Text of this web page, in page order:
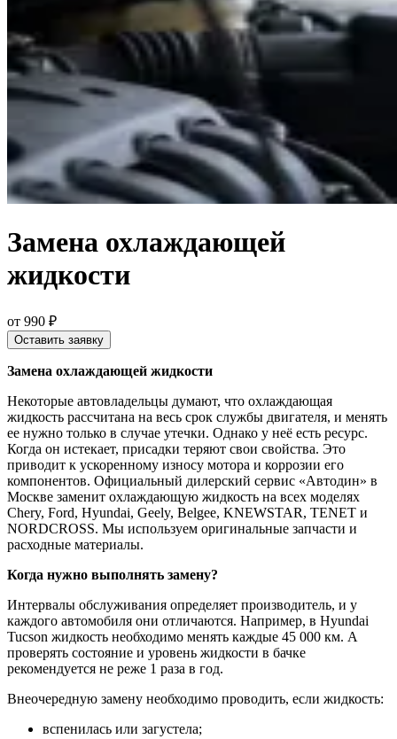
Замена охлаждающей
жидкости
от 990 ₽
Оставить заявку
Замена охлаждающей жидкости
Некоторые автовладельцы думают, что охлаждающая
жидкость рассчитана на весь срок службы двигателя, и менять
ее нужно только в случае утечки. Однако у неё есть ресурс.
Когда он истекает, присадки теряют свои свойства. Это
приводит к ускоренному износу мотора и коррозии его
компонентов. Официальный дилерский сервис «Автодин» в
Москве заменит охлаждающую жидкость на всех моделях
Chery, Ford, Hyundai, Geely, Belgee, KNEWSTAR, TENET и
NORDCROSS. Мы используем оригинальные запчасти и
расходные материалы.
Когда нужно выполнять замену?
Интервалы обслуживания определяет производитель, и у
каждого автомобиля они отличаются. Например, в Hyundai
Tucson жидкость необходимо менять каждые 45 000 км. А
проверять состояние и уровень жидкости в бачке
рекомендуется не реже 1 раза в год.
Внеочередную замену необходимо проводить, если жидкость:
вспенилась или загустела;